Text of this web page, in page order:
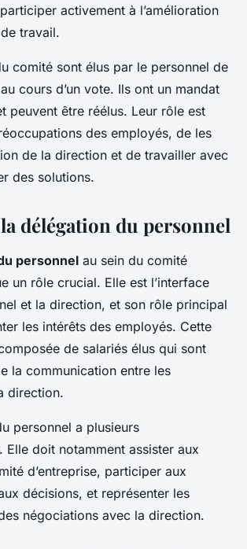
activement à l’amélioration
travail.
comité sont élus par le personnel de
cours d’un vote. Ils ont un mandat
peuvent être réélus. Leur rôle est
des employés, de les
de la direction et de travailler avec
des solutions.
délégation du personnel
personnel au sein du comité
un rôle crucial. Elle est l’interface
et la direction, et son rôle principal
les intérêts des employés. Cette
de salariés élus qui sont
la communication entre les
direction.
personnel a plusieurs
Elle doit notamment assister aux
d’entreprise, participer aux
décisions, et représenter les
négociations avec la direction.